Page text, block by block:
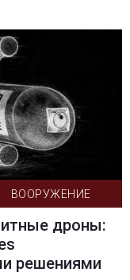
ВООРУЖЕНИЕ
дроны:
решениями